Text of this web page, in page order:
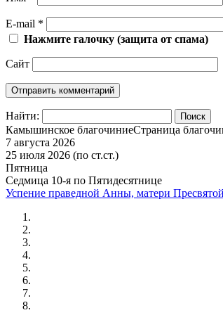
E-mail *
Нажмите галочку (защита от спама)
Сайт
Найти:
Камышинское благочиниеСтраница
7 августа 2026
25 июля 2026 (по ст.ст.)
Пятница
Седмица 10-я по Пятидесятнице
Успение праведной Анны, матери